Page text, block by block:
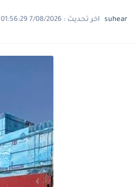
الداخلية suhear اخر تحديث : 7/08/2026 01:56:29 م